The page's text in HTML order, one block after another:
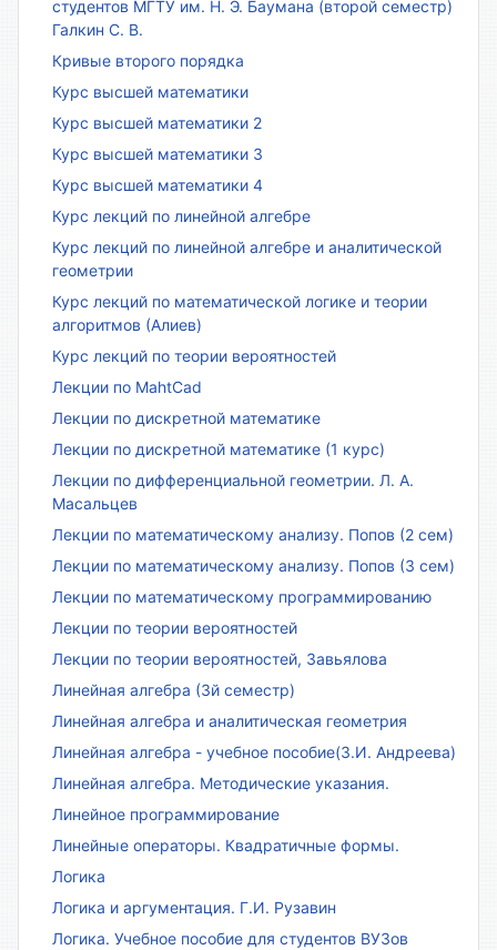
студентов МГТУ им. Н. Э. Баумана (второй семестр)
Галкин С. В.
Кривые второго порядка
Курс высшей математики
Курс высшей математики 2
Курс высшей математики 3
Курс высшей математики 4
Курс лекций по линейной алгебре
Курс лекций по линейной алгебре и аналитической
геометрии
Курс лекций по математической логике и теории
алгоритмов (Алиев)
Курс лекций по теории вероятностей
Лекции по MahtCad
Лекции по дискретной математике
Лекции по дискретной математике (1 курс)
Лекции по дифференциальной геометрии. Л. А.
Масальцев
Лекции по математическому анализу. Попов (2 сем)
Лекции по математическому анализу. Попов (3 сем)
Лекции по математическому программированию
Лекции по теории вероятностей
Лекции по теории вероятностей, Завьялова
Линейная алгебра (3й семестр)
Линейная алгебра и аналитическая геометрия
Линейная алгебра - учебное пособие(З.И. Андреева)
Линейная алгебра. Методические указания.
Линейное программирование
Линейные операторы. Квадратичные формы.
Логика
Логика и аргументация. Г.И. Рузавин
Логика. Учебное пособие для студентов ВУЗов